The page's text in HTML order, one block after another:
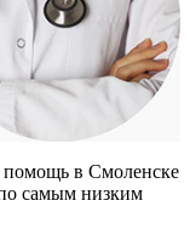
помощь в Смоленске
самым низким